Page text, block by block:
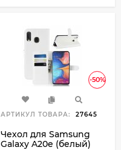
-50%
АРТИКУЛ ТОВАРА: 27645
Чехол для Samsung
Galaxy A20e (белый)